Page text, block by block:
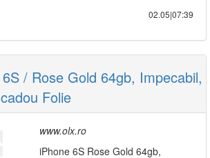
02.05|07:39
/ Rose Gold 64gb, Impecabil,
Folie
www.olx.ro
iPhone 6S Rose Gold 64gb,